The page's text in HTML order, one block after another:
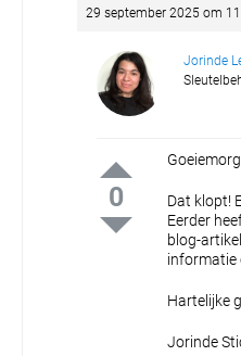
29 september 2025 om
Jorinde
0
Dat klopt!
Eerder
blog-
informatie
Hartelijke
Jorinde